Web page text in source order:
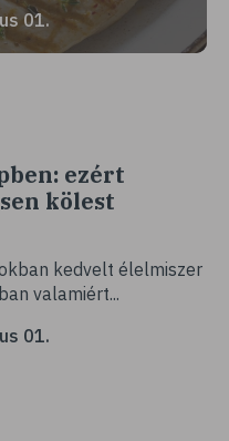
01.
ezért
kölest
kedvelt élelmiszer
valamiért...
01.